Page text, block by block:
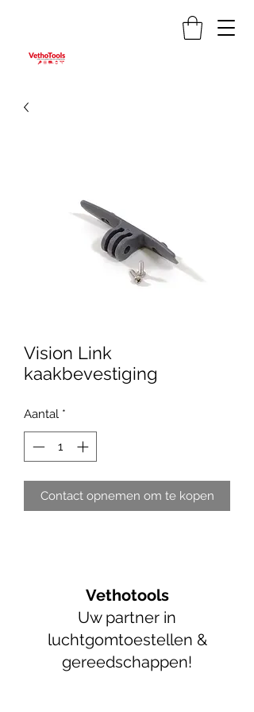
Vision Link
kaakbevestiging
Aantal *
Contact opnemen om te kopen
Vethotools
Uw partner in
luchtgomtoestellen &
gereedschappen!